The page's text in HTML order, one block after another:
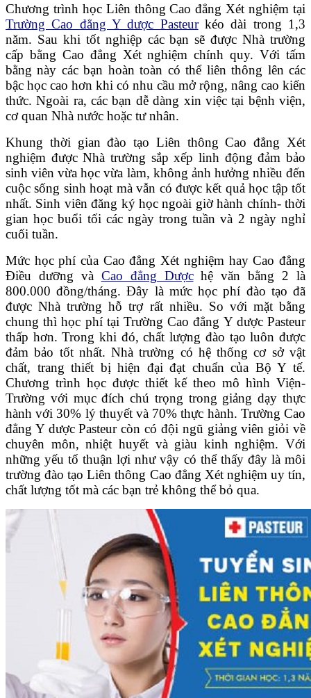
Chương trình học Liên thông Cao đẳng Xét nghiệm tại
Trường Cao đẳng Y dược Pasteurkéo dài trong 1,3
năm. Sau khi tốt nghiệp các bạn sẽ được Nhà trường
cấp bằng Cao đẳng Xét nghiệm chính quy. Với tấm
bằng này các bạn hoàn toàn có thể liên thông lên các
bậc học cao hơn khi có nhu cầu mở rộng, nâng cao kiến
thức. Ngoài ra, các bạn dễ dàng xin việc tại bệnh viện,
cơ quan Nhà nước hoặc tư nhân.
Khung thời gian đào tạo Liên thông Cao đẳng Xét
nghiệm được Nhà trường sắp xếp linh động đảm bảo
sinh viên vừa học vừa làm, không ảnh hưởng nhiều đến
cuộc sống sinh hoạt mà vẫn có được kết quả học tập tốt
nhất. Sinh viên đăng ký học ngoài giờ hành chính- thời
gian học buổi tối các ngày trong tuần và 2 ngày nghỉ
cuối tuần.
Mức học phí của Cao đẳng Xét nghiệm hay Cao đẳng
Điều dưỡng và Cao đẳng Dượchệ văn bằng 2 là
800.000 đồng/tháng. Đây là mức học phí đào tạo đã
được Nhà trường hỗ trợ rất nhiều. So với mặt bằng
chung thì học phí tại Trường Cao đẳng Y dược Pasteur
thấp hơn. Trong khi đó, chất lượng đào tạo luôn được
đảm bảo tốt nhất. Nhà trường có hệ thống cơ sở vật
chất, trang thiết bị hiện đại đạt chuẩn của Bộ Y tế.
Chương trình học được thiết kế theo mô hình Viện-
Trường với mục đích chú trọng trong giảng dạy thực
hành với 30% lý thuyết và 70% thực hành. Trường Cao
đẳng Y dược Pasteur còn có đội ngũ giảng viên giỏi về
chuyên môn, nhiệt huyết và giàu kinh nghiệm. Với
những yếu tố thuận lợi như vậy có thể thấy đây là môi
trường đào tạo Liên thông Cao đẳng Xét nghiệm uy tín,
chất lượng tốt mà các bạn trẻ không thể bỏ qua.